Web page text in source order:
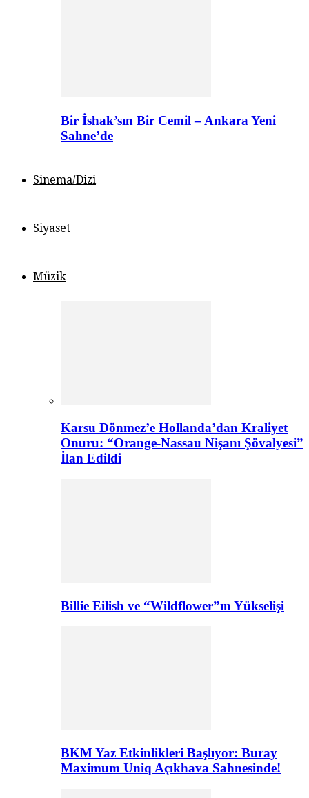
Bir İshak’sın Bir Cemil – Ankara Yeni
Sahne’de
Sinema/Dizi
Siyaset
Müzik
Karsu Dönmez’e Hollanda’dan Kraliyet
Onuru: “Orange-Nassau Nişanı Şövalyesi”
İlan Edildi
Billie Eilish ve “Wildflower”ın Yükselişi
BKM Yaz Etkinlikleri Başlıyor: Buray
Maximum Uniq Açıkhava Sahnesinde!